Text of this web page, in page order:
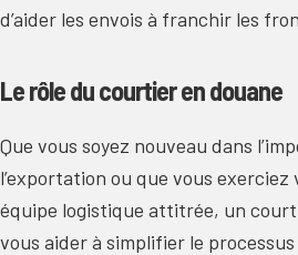
d’aider les envois à franchir les
Le rôle du courtier en douane
Que vous soyez nouveau dans
l’exportation ou que vous exerciez
équipe logistique attitrée, un
vous aider à simplifier le